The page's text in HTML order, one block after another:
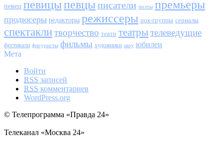
певец певицыпевцыписатели поэты премьеры
продюсеры редакторы режиссеры рок-группы сериалы
спектаклитворчество театр театрытелеведущие
фестивали фигуристы фильмы художники шоу юбилеи
Мета
Войти
RSS записей
RSS комментариев
WordPress.org
© Телепрограмма «Правда 24»
Телеканал «Москва 24»